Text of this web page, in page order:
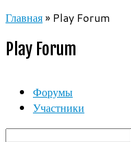
Главная» Play Forum
Play Forum
Форумы
Участники